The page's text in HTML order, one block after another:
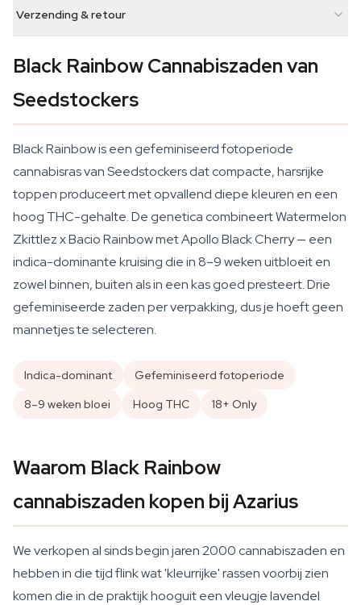
Verzending & retour
Black Rainbow Cannabiszaden van
Seedstockers
Black Rainbow is een gefeminiseerd fotoperiode
cannabisras van Seedstockers dat compacte, harsrijke
toppen produceert met opvallend diepe kleuren en een
hoog THC-gehalte. De genetica combineert Watermelon
Zkittlez x Bacio Rainbow met Apollo Black Cherry — een
indica-dominante kruising die in 8–9 weken uitbloeit en
zowel binnen, buiten als in een kas goed presteert. Drie
gefeminiseerde zaden per verpakking, dus je hoeft geen
mannetjes te selecteren.
Indica-dominant
Gefeminiseerd fotoperiode
8–9 weken bloei
Hoog THC 18+ Only
Waarom Black Rainbow
cannabiszaden kopen bij Azarius
We verkopen al sinds begin jaren 2000 cannabiszaden en
hebben in die tijd flink wat 'kleurrijke' rassen voorbij zien
komen die in de praktijk hooguit een vleugje lavendel